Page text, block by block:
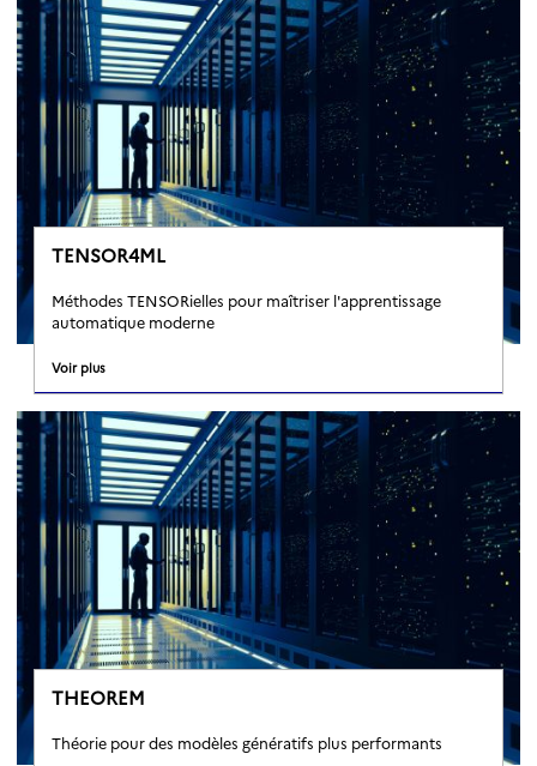
TENSOR4ML
Méthodes TENSORielles pour maîtriser l'apprentissage
automatique moderne
Voir plus
THEOREM
Théorie pour des modèles génératifs plus performants